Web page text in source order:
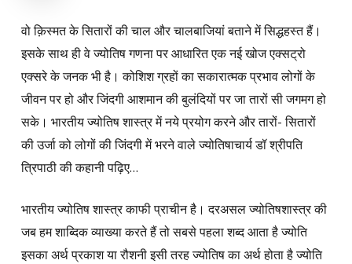
वो क़िस्मत के सितारों की चाल और चालबाजियां बताने में सिद्धहस्त हैं।
इसके साथ ही वे ज्योतिष गणना पर आधारित एक नई खोज एक्सट्रो
एक्सरे के जनक भी है। कोशिश ग्रहों का सकारात्मक प्रभाव लोगों के
जीवन पर हो और जिंदगी आशमान की बुलंदियों पर जा तारों सी जगमग हो
सके। भारतीय ज्योतिष शास्त्र में नये प्रयोग करने और तारों- सितारों
की उर्जा को लोगों की जिंदगी में भरने वाले ज्योतिषाचार्य डॉ श्रीपति
त्रिपाठी की कहानी पढ़िए…
भारतीय ज्योतिष शास्त्र काफी प्राचीन है। दरअसल ज्योतिषशास्त्र की
जब हम शाब्दिक व्याख्या करते हैं तो सबसे पहला शब्द आता है ज्योति
इसका अर्थ प्रकाश या रौशनी इसी तरह ज्योतिष का अर्थ होता है ज्योति